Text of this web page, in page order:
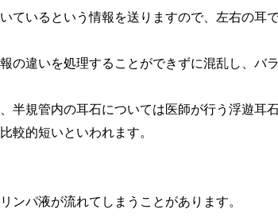
ているという情報を送りますので、左右の耳
の違いを処理することができずに混乱し、バ
半規管内の耳石については医師が行う浮遊耳
較的短いといわれます。
パ液が流れてしまうことがあります。